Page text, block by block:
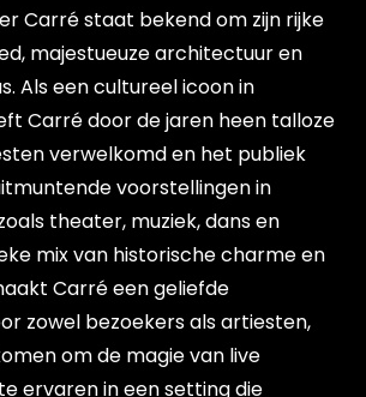
Carré staat bekend om zijn rijke
majestueuze architectuur en
Als een cultureel icoon in
Carré door de jaren heen talloze
verwelkomd en het publiek
voorstellingen in
theater, muziek, dans en
mix van historische charme en
Carré een geliefde
zowel bezoekers als artiesten,
om de magie van live
ervaren in een setting die